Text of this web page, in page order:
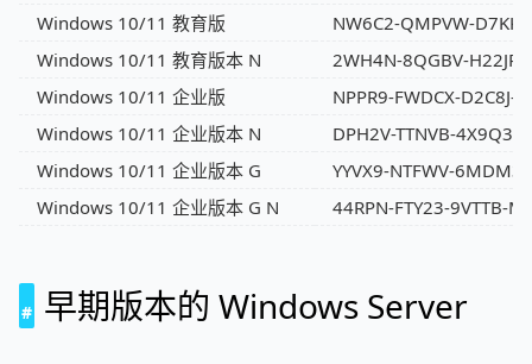
Windows 10/11 教育版
NW6C2-QMPVW-
Windows 10/11 教育版本 N
2WH4N-8QGBV-H22JP-
Windows 10/11 企业版
NPPR9-FWDCX-D2C8J-
Windows 10/11 企业版本 N
DPH2V-TTNVB-4X9Q3-
Windows 10/11 企业版本 G
YYVX9-NTFWV-
Windows 10/11 企业版本 G N
44RPN-FTY23-9VTTB-
早期版本的 Windows Server